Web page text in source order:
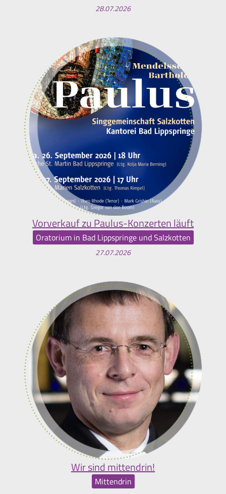
28.07.2026
Vorverkauf zu Paulus-Konzerten läuft
Oratorium in Bad Lippspringe und Salzkotten
27.07.2026
Wir sind mittendrin!
Mittendrin